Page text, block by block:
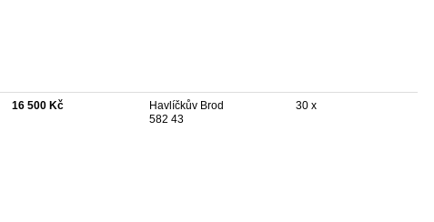
16 500 Kč
Havlíčkův Brod
582 43
30 x